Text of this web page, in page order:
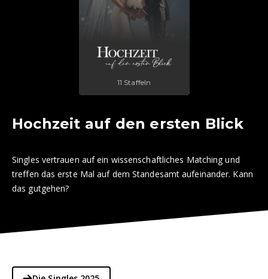
11 Staffeln
Hochzeit auf den ersten Blick
Singles vertrauen auf ein wissenschaftliches Matching und
treffen das erste Mal auf dem Standesamt aufeinander. Kann
das gutgehen?